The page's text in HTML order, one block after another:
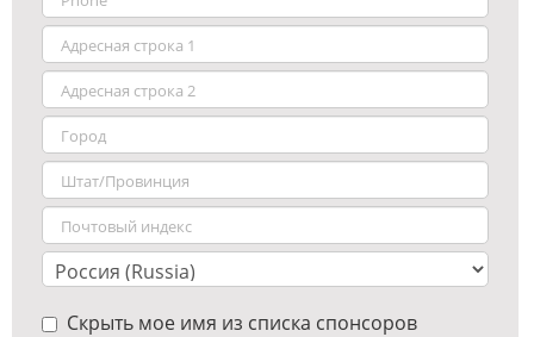
Скрыть мое имя из списка спонсоров